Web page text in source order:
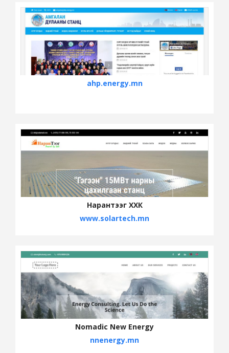
ahp.energy.mn
Нарантээг ХХК
www.solartech.mn
Nomadic New Energy
nnenergy.mn